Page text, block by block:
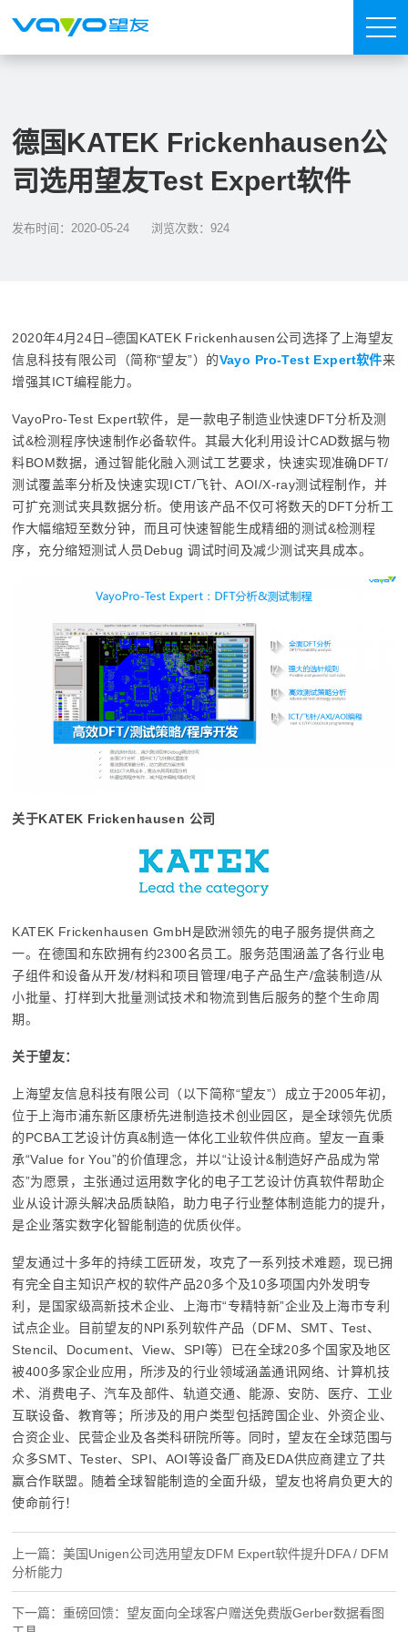
德国KATEK Frickenhausen公
司选用望友Test Expert软件
发布时间：2020-05-24 浏览次数：924
2020年4月24日–德国KATEK Frickenhausen公司选择了上海望友
信息科技有限公司（简称“望友”）的Vayo Pro-Test Expert软件来
增强其ICT编程能力。
VayoPro-Test Expert软件，是一款电子制造业快速DFT分析及测
试&检测程序快速制作必备软件。其最大化利用设计CAD数据与物
料BOM数据，通过智能化融入测试工艺要求，快速实现准确DFT/
测试覆盖率分析及快速实现ICT/飞针、AOI/X-ray测试程制作，并
可扩充测试夹具数据分析。使用该产品不仅可将数天的DFT分析工
作大幅缩短至数分钟，而且可快速智能生成精细的测试&检测程
序，充分缩短测试人员Debug 调试时间及减少测试夹具成本。
关于KATEK Frickenhausen 公司
KATEK Frickenhausen GmbH是欧洲领先的电子服务提供商之
一。在德国和东欧拥有约2300名员工。服务范围涵盖了各行业电
子组件和设备从开发/材料和项目管理/电子产品生产/盒装制造/从
小批量、打样到大批量测试技术和物流到售后服务的整个生命周
期。
关于望友：
上海望友信息科技有限公司（以下简称“望友”）成立于2005年初，
位于上海市浦东新区康桥先进制造技术创业园区，是全球领先优质
的PCBA工艺设计仿真&制造一体化工业软件供应商。望友一直秉
承“Value for You”的价值理念，并以“让设计&制造好产品成为常
态”为愿景，主张通过运用数字化的电子工艺设计仿真软件帮助企
业从设计源头解决品质缺陷，助力电子行业整体制造能力的提升，
是企业落实数字化智能制造的优质伙伴。
望友通过十多年的持续工匠研发，攻克了一系列技术难题，现已拥
有完全自主知识产权的软件产品20多个及10多项国内外发明专
利，是国家级高新技术企业、上海市“专精特新”企业及上海市专利
试点企业。目前望友的NPI系列软件产品（DFM、SMT、Test、
Stencil、Document、View、SPI等）已在全球20多个国家及地区
被400多家企业应用，所涉及的行业领域涵盖通讯网络、计算机技
术、消费电子、汽车及部件、轨道交通、能源、安防、医疗、工业
互联设备、教育等；所涉及的用户类型包括跨国企业、外资企业、
合资企业、民营企业及各类科研院所等。同时，望友在全球范围与
众多SMT、Tester、SPI、AOI等设备厂商及EDA供应商建立了共
赢合作联盟。随着全球智能制造的全面升级，望友也将肩负更大的
使命前行！
上一篇：美国Unigen公司选用望友DFM Expert软件提升DFA / DFM
分析能力
下一篇：重磅回馈：望友面向全球客户赠送免费版Gerber数据看图